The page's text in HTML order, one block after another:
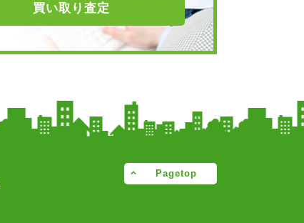
買い取り 査定
Pagetop